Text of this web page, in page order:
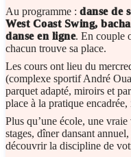
Au programme : danse de
West Coast Swing,
danse en ligne. En couple
chacun trouve sa place.
Les cours ont lieu du
(complexe sportif André
parquet adapté, miroirs et
place à la pratique
Plus qu’une école, une
stages, dîner dansant
découvrir la discipline de